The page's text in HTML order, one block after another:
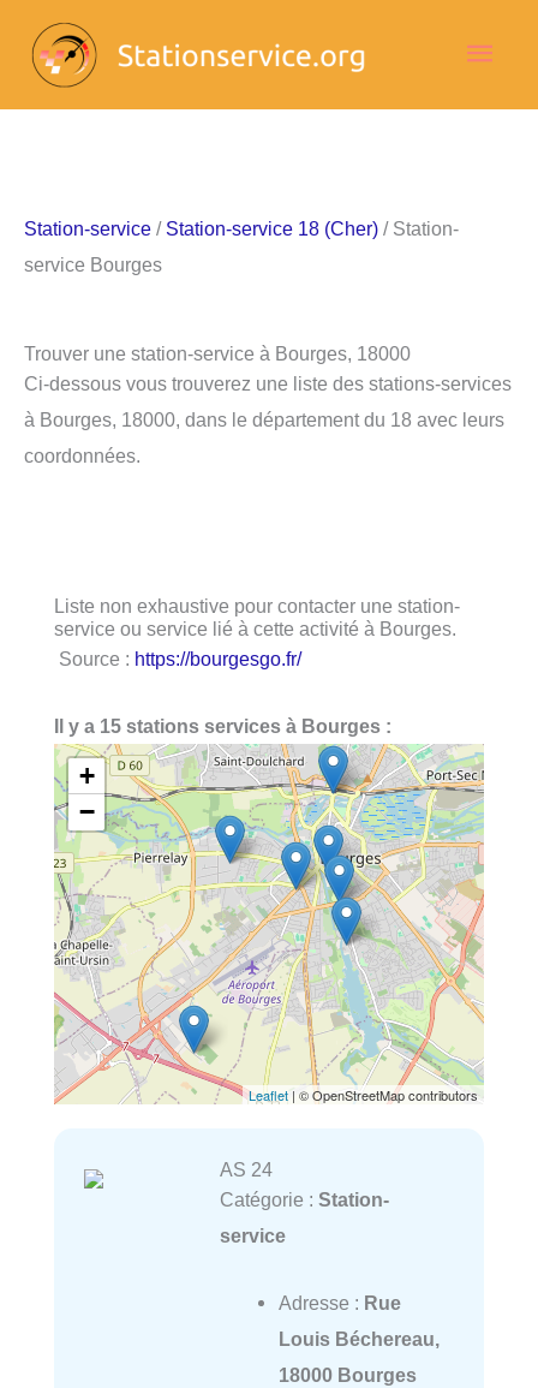
contenu
Station-service / Station-service 18 (Cher) / Station-
service Bourges
Trouver une station-service à Bourges, 18000
Ci-dessous vous trouverez une liste des stations-services
à Bourges, 18000, dans le département du 18 avec leurs
coordonnées.
Liste non exhaustive pour contacter une station-
service ou service lié à cette activité à Bourges.
Source : https://bourgesgo.fr/
Il y a 15 stations services à Bourges :
+
−
Leaflet | © OpenStreetMap contributors
AS 24
Catégorie : Station-
service
Adresse : Rue
Louis Béchereau,
18000 Bourges